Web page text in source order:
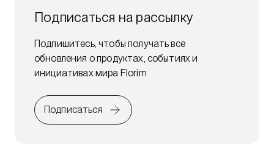
Подписаться на рассылку
Подпишитесь, чтобы получать все
обновления о продуктах, событиях и
инициативах мира Florim
Подписаться